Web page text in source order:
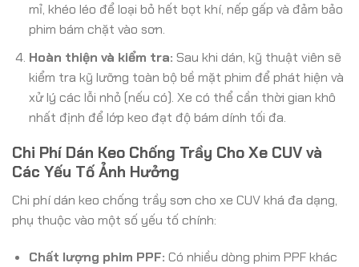
mỉ, khéo léo để loại bỏ hết bọt khí, nếp gấp và đảm bảo
phim bám chặt vào sơn.
Hoàn thiện và kiểm tra: Sau khi dán, kỹ thuật viên sẽ
kiểm tra kỹ lưỡng toàn bộ bề mặt phim để phát hiện và
xử lý các lỗi nhỏ (nếu có). Xe có thể cần thời gian khô
nhất định để lớp keo đạt độ bám dính tối đa.
Chi Phí Dán Keo Chống Trầy Cho Xe CUV và
Các Yếu Tố Ảnh Hưởng
Chi phí dán keo chống trầy sơn cho xe CUV khá đa dạng,
phụ thuộc vào một số yếu tố chính:
Chất lượng phim PPF: Có nhiều dòng phim PPF khác